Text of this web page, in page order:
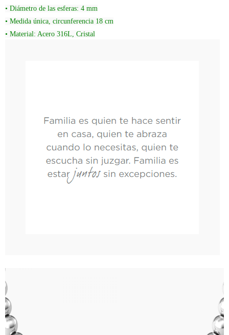
• Diámetro de las esferas: 4 mm
• Medida única, circunferencia 18 cm
• Material: Acero 316L, Cristal